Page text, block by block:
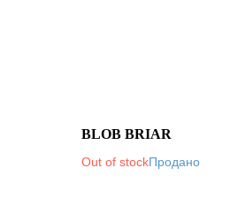
BLOB BRIAR
Out of stock